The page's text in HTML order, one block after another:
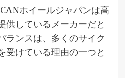
ホイールジャパンは高
供しているメーカーだと
ランスは、多くのサイク
受けている理由の一つと